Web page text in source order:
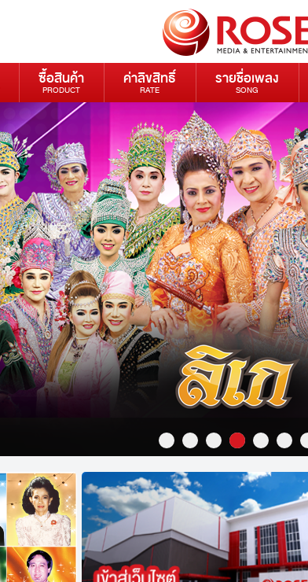
ซื้อสินค้า
PRODUCT
ค่าลิขสิทธิ์
RATE
รายชื่อเพลง
SONG